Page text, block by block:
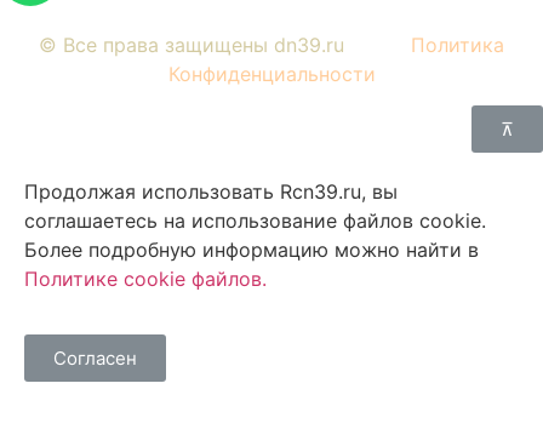
© Все права защищены dn39.ru Политика
Конфиденциальности
⊼
Продолжая использовать Rcn39.ru, вы
соглашаетесь на использование файлов cookie.
Более подробную информацию можно найти в
Политике cookie файлов.
Согласен